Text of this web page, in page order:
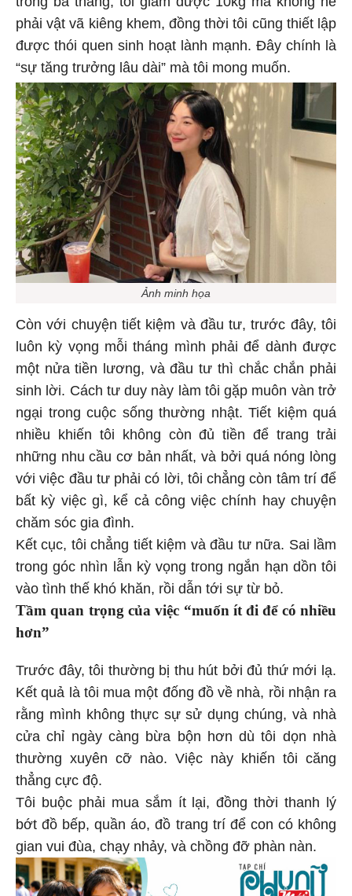
phải vật vã kiêng khem, đồng thời tôi cũng thiết lập
được thói quen sinh hoạt lành mạnh. Đây chính là
“sự tăng trưởng lâu dài” mà tôi mong muốn.
Ảnh minh họa
Còn với chuyện tiết kiệm và đầu tư, trước đây, tôi
luôn kỳ vọng mỗi tháng mình phải để dành được
một nửa tiền lương, và đầu tư thì chắc chắn phải
sinh lời. Cách tư duy này làm tôi gặp muôn vàn trở
ngại trong cuộc sống thường nhật. Tiết kiệm quá
nhiều khiến tôi không còn đủ tiền để trang trải
những nhu cầu cơ bản nhất, và bởi quá nóng lòng
với việc đầu tư phải có lời, tôi chẳng còn tâm trí để
bất kỳ việc gì, kể cả công việc chính hay chuyện
chăm sóc gia đình.
Kết cục, tôi chẳng tiết kiệm và đầu tư nữa. Sai lầm
trong góc nhìn lẫn kỳ vọng trong ngắn hạn dồn tôi
vào tình thế khó khăn, rồi dẫn tới sự từ bỏ.
Tầm quan trọng của việc “muốn ít đi để có nhiều
hơn”
Trước đây, tôi thường bị thu hút bởi đủ thứ mới lạ.
Kết quả là tôi mua một đống đồ về nhà, rồi nhận ra
rằng mình không thực sự sử dụng chúng, và nhà
cửa chỉ ngày càng bừa bộn hơn dù tôi dọn nhà
thường xuyên cỡ nào. Việc này khiến tôi căng
thẳng cực độ.
Tôi buộc phải mua sắm ít lại, đồng thời thanh lý
bớt đồ bếp, quần áo, đồ trang trí để con có không
gian vui đùa, chạy nhảy, và chồng đỡ phàn nàn.